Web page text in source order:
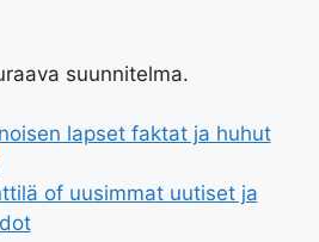
suunnitelma.
lapset faktat ja huhut
of uusimmat uutiset ja